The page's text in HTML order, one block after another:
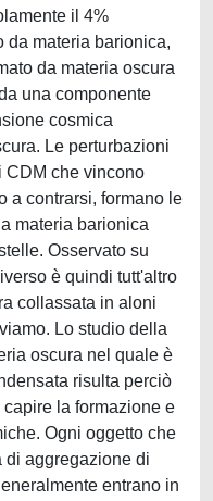
il 4%
da materia barionica,
da materia oscura
una componente
cosmica
Le perturbazioni
CDM che vincono
a contrarsi, formano le
materia barionica
Osservato su
è quindi tutt'altro
collassata in aloni
Lo studio della
oscura nel quale è
risulta perciò
la formazione e
Ogni oggetto che
di aggregazione di
entrano in